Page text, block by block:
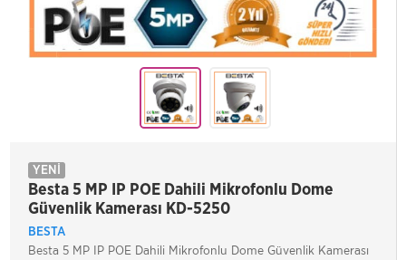
YENİ
Besta 5 MP IP POE Dahili Mikrofonlu Dome
Güvenlik Kamerası KD-5250
BESTA
Besta 5 MP IP POE Dahili Mikrofonlu Dome Güvenlik Kamerası